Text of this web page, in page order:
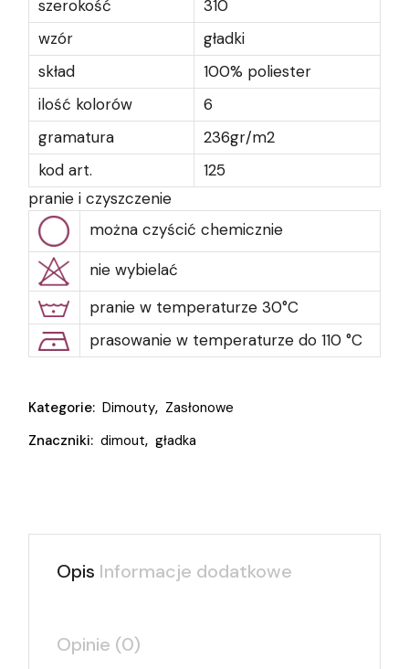
szerokość
310
wzór
gładki
skład
100% poliester
ilość kolorów
6
gramatura
236gr/m2
kod art.
125
pranie i czyszczenie
można czyścić chemicznie
nie wybielać
pranie w temperaturze 30°C
prasowanie w temperaturze do 110 °C
Kategorie: Dimouty, Zasłonowe
Znaczniki: dimout, gładka
Opis Informacje dodatkowe
Opinie (0)